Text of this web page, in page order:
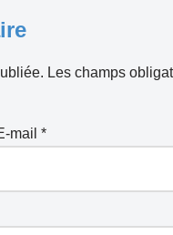
Les champs
mail*